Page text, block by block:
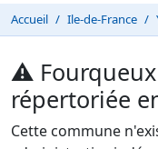
Accueil Ile-de-France
⚠️
répertoriée
Cette commune